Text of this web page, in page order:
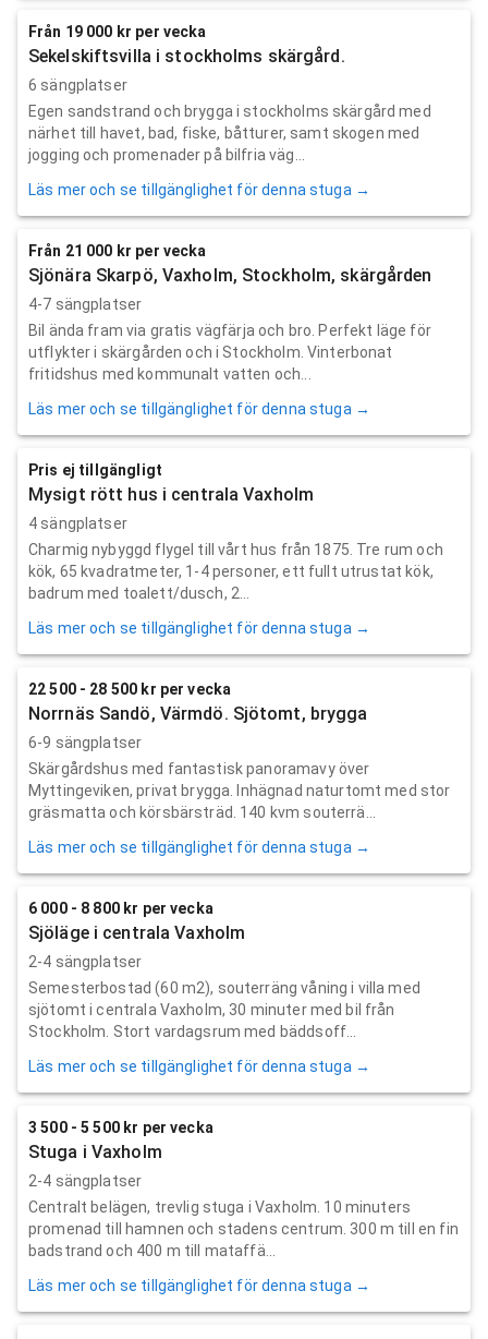
Från 19 000 kr per vecka
Sekelskiftsvilla i stockholms skärgård.
6 sängplatser
Egen sandstrand och brygga i stockholms skärgård med
närhet till havet, bad, fiske, båtturer, samt skogen med
jogging och promenader på bilfria väg...
Läs mer och se tillgänglighet för denna stuga →
Från 21 000 kr per vecka
Sjönära Skarpö, Vaxholm, Stockholm, skärgården
4-7 sängplatser
Bil ända fram via gratis vägfärja och bro. Perfekt läge för
utflykter i skärgården och i Stockholm. Vinterbonat
fritidshus med kommunalt vatten och...
Läs mer och se tillgänglighet för denna stuga →
Pris ej tillgängligt
Mysigt rött hus i centrala Vaxholm
4 sängplatser
Charmig nybyggd flygel till vårt hus från 1875. Tre rum och
kök, 65 kvadratmeter, 1-4 personer, ett fullt utrustat kök,
badrum med toalett/dusch, 2...
Läs mer och se tillgänglighet för denna stuga →
22 500 - 28 500 kr per vecka
Norrnäs Sandö, Värmdö. Sjötomt, brygga
6-9 sängplatser
Skärgårdshus med fantastisk panoramavy över
Myttingeviken, privat brygga. Inhägnad naturtomt med stor
gräsmatta och körsbärsträd. 140 kvm souterrä...
Läs mer och se tillgänglighet för denna stuga →
6 000 - 8 800 kr per vecka
Sjöläge i centrala Vaxholm
2-4 sängplatser
Semesterbostad (60 m2), souterräng våning i villa med
sjötomt i centrala Vaxholm, 30 minuter med bil från
Stockholm. Stort vardagsrum med bäddsoff...
Läs mer och se tillgänglighet för denna stuga →
3 500 - 5 500 kr per vecka
Stuga i Vaxholm
2-4 sängplatser
Centralt belägen, trevlig stuga i Vaxholm. 10 minuters
promenad till hamnen och stadens centrum. 300 m till en fin
badstrand och 400 m till mataffä...
Läs mer och se tillgänglighet för denna stuga →